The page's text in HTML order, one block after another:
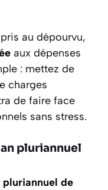
au dépourvu,
aux dépenses
: mettez de
charges
de faire face
sans stress.
pluriannuel
pluriannuel de